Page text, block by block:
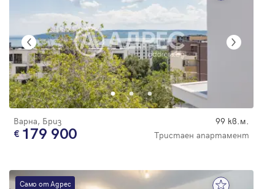
Варна, Бриз 99 кв.м.
179 900 Тристаен апартамент
Само от Адрес